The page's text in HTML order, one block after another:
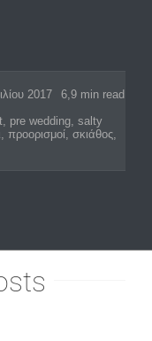
2017
6,9 min read
, pre wedding, salty
, προορισμοί, σκιάθος,